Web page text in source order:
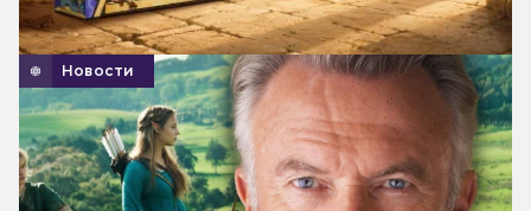
Новости